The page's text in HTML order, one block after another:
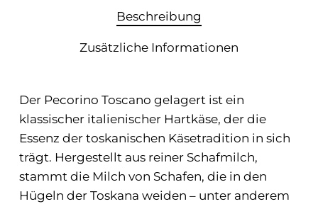
Beschreibung
Zusätzliche Informationen
Der Pecorino Toscano gelagert ist ein
klassischer italienischer Hartkäse, der die
Essenz der toskanischen Käsetradition in sich
trägt. Hergestellt aus reiner Schafmilch,
stammt die Milch von Schafen, die in den
Hügeln der Toskana weiden – unter anderem